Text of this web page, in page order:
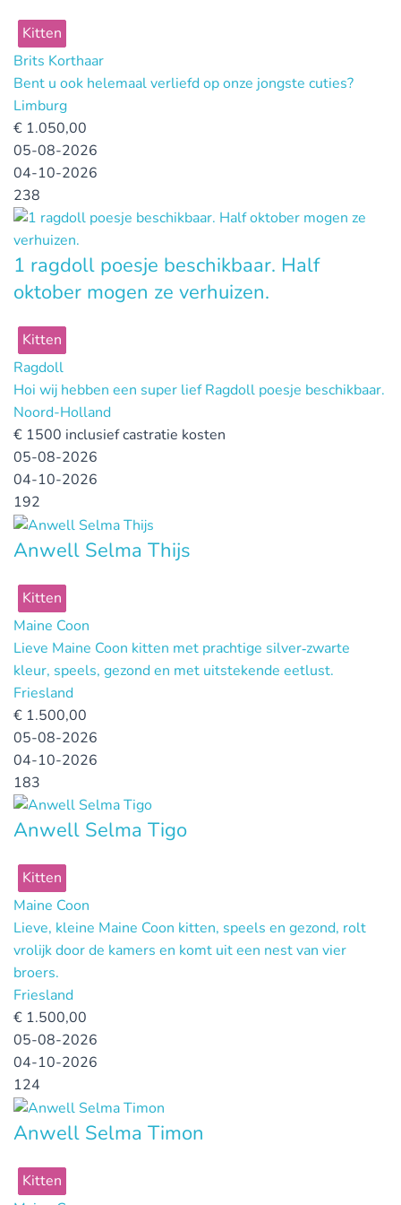
Kitten
Brits Korthaar
Bent u ook helemaal verliefd op onze jongste cuties?
Limburg
€ 1.050,00
05-08-2026
04-10-2026
238
1 ragdoll poesje beschikbaar. Half
oktober mogen ze verhuizen.
Kitten
Ragdoll
Hoi wij hebben een super lief Ragdoll poesje beschikbaar.
Noord-Holland
€ 1500 inclusief castratie kosten
05-08-2026
04-10-2026
192
Anwell Selma Thijs
Kitten
Maine Coon
Lieve Maine Coon kitten met prachtige silver‑zwarte
kleur, speels, gezond en met uitstekende eetlust.
Friesland
€ 1.500,00
05-08-2026
04-10-2026
183
Anwell Selma Tigo
Kitten
Maine Coon
Lieve, kleine Maine Coon kitten, speels en gezond, rolt
vrolijk door de kamers en komt uit een nest van vier
broers.
Friesland
€ 1.500,00
05-08-2026
04-10-2026
124
Anwell Selma Timon
Kitten